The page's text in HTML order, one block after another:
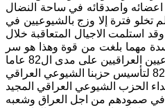
واصدقائه في ساحة النضال
فترة إلا وزج بالشيوعيين في
استلمت الاجيال المتعاقبة خلال
مهما بلغت من قوة وهذا هو سر
الحزب الشيوعي العراقي المجيد
في صمودهم من اجل العراق وشعبه